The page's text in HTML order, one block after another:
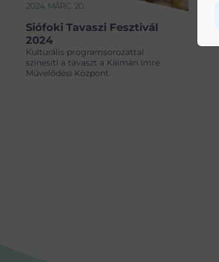
2024. MÁRC. 20.
Siófoki Tavaszi Fesztivál
2024
Kulturális programsorozattal
színesíti a tavaszt a Kálmán Imre
Művelődési Központ.